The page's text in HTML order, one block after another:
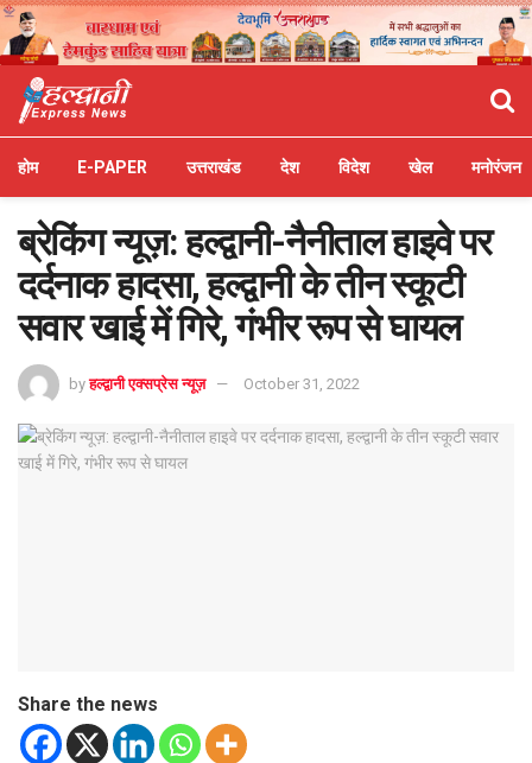
होम E-PAPER उत्तराखंड देश विदेश खेल मनोरंजन
ब्रेकिंग न्यूज़: हल्द्वानी-नैनीताल हाइवे पर
दर्दनाक हादसा, हल्द्वानी के तीन स्कूटी
सवार खाई में गिरे, गंभीर रूप से घायल
by हल्द्वानी एक्सप्रेस न्यूज़ October 31, 2022
Share the news